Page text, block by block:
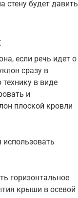
будет давить
если речь идет о
сразу в
в виде
и
плоской кровли
горизонтальное
крыши в осевой